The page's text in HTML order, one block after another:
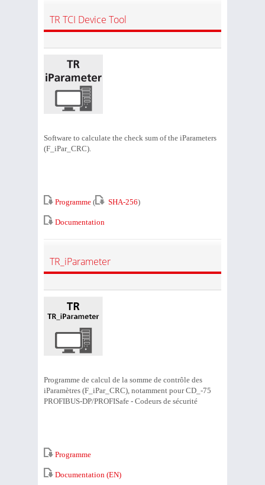
TR TCI Device Tool
Software to calculate the check sum of the iParameters
(F_iPar_CRC).
Programme ( SHA-256)
Documentation
TR_iParameter
Programme de calcul de la somme de contrôle des
iParamètres (F_iPar_CRC), notamment pour CD_-75
PROFIBUS-DP/PROFISafe - Codeurs de sécurité
Programme
Documentation (EN)